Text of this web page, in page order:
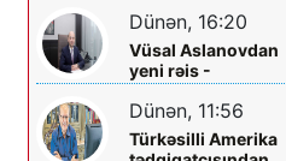
Dünən, 16:20
Vüsal Aslanovdan
yeni rəis -
Təyinatları
Dünən, 11:56
Türkəsilli Amerika